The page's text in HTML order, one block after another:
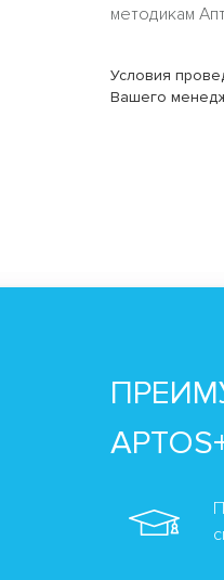
методикам
Условия
Вашего